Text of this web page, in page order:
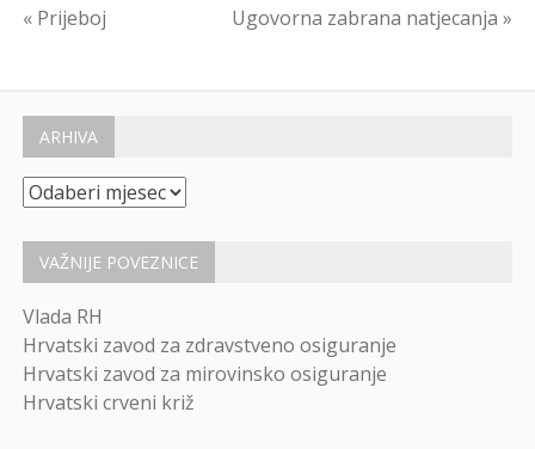
Navigacija
« Prijeboj Ugovorna zabrana natjecanja »
ARHIVA
Arhiva
VAŽNIJE POVEZNICE
Vlada RH
Hrvatski zavod za zdravstveno osiguranje
Hrvatski zavod za mirovinsko osiguranje
Hrvatski crveni križ